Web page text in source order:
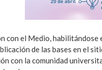
con el Medio, habilitándose
de las bases en el
con la comunidad